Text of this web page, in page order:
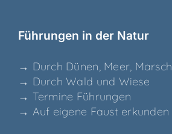
Füh­run­gen in der Natur
→ Durch Dünen, Meer, Marsch
→ Durch Wald und Wiese
→ Ter­mi­ne Führungen
→ Auf eige­ne Faust erkunden